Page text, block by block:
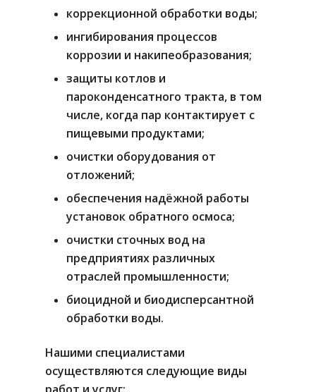
коррекционной обработки воды;
ингибирования процессов
коррозии и накипеобразования;
защиты котлов и
пароконденсатного тракта, в том
числе, когда пар контактирует с
пищевыми продуктами;
очистки оборудования от
отложений;
обеспечения надёжной работы
установок обратного осмоса;
очистки сточных вод на
предприятиях различных
отраслей промышленности;
биоцидной и биодисперсантной
обработки воды.
Нашими специалистами
осуществляются следующие виды